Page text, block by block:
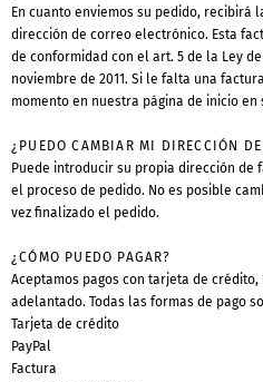
En cuanto enviemos su pedido, recibirá
dirección de correo electrónico. Esta
de conformidad con el art. 5 de la Ley
noviembre de 2011. Si le falta una
momento en nuestra página de inicio
¿PUEDO CAMBIAR MI DIRECCIÓN DE
Puede introducir su propia dirección
el proceso de pedido. No es posible
vez finalizado el pedido.
¿CÓMO PUEDO PAGAR?
Aceptamos pagos con tarjeta de crédito,
adelantado. Todas las formas de pago
Tarjeta de crédito
PayPal
Factura